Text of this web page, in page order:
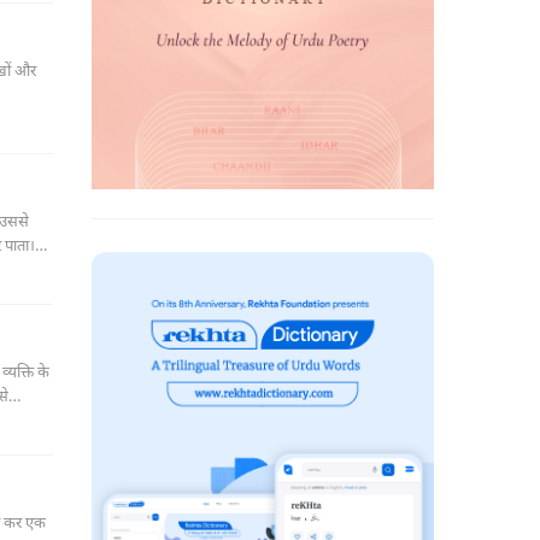
उससे
के
कर एक